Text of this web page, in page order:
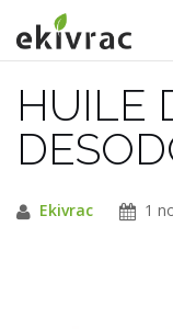
au
contenu
RECHERCHE
HUILE
Ekivrac 1